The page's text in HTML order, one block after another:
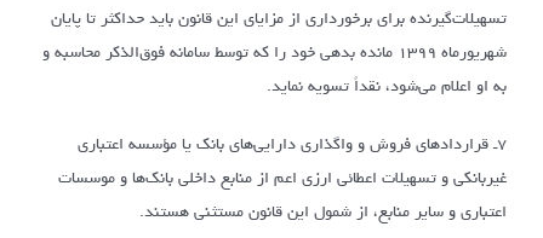
تسهیلات‌گیرنده برای برخورداری از مزایای این قانون باید حداکثر تا پایان
شهریورماه ۱۳۹۹ مانده بدهی خود را که توسط سامانه فوق‌الذکر محاسبه و
به او اعلام می‌شود، نقداً تسویه نماید.
۷ـ قراردادهای فروش و واگذاری دارایی‌های بانک یا مؤسسه اعتباری
غیربانکی و تسهیلات اعطائی ارزی اعم از منابع داخلی بانک‌ها و موسسات
اعتباری و سایر منابع، از شمول این قانون مستثنی هستند.